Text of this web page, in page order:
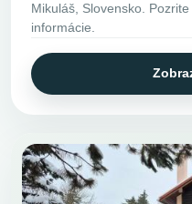
Mikuláš, Slovensko.
informácie.